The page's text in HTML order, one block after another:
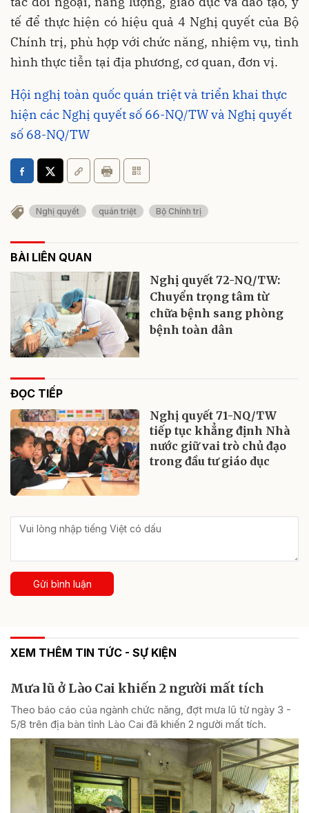
tế để thực hiện có hiệu quả 4 Nghị quyết của Bộ
Chính trị, phù hợp với chức năng, nhiệm vụ, tình
hình thực tiễn tại địa phương, cơ quan, đơn vị.
Hội nghị toàn quốc quán triệt và triển khai thực
hiện các Nghị quyết số 66-NQ/TW và Nghị quyết
số 68-NQ/TW
Nghị quyết quán triệt Bộ Chính trị
BÀI LIÊN QUAN
Nghị quyết 72-NQ/TW:
Chuyển trọng tâm từ
chữa bệnh sang phòng
bệnh toàn dân
ĐỌC TIẾP
Nghị quyết 71-NQ/TW
tiếp tục khẳng định Nhà
nước giữ vai trò chủ đạo
trong đầu tư giáo dục
Gửi bình luận
XEM THÊM TIN TỨC - SỰ KIỆN
Mưa lũ ở Lào Cai khiến 2 người mất tích
Theo báo cáo của ngành chức năng, đợt mưa lũ từ ngày 3 -
5/8 trên địa bàn tỉnh Lào Cai đã khiến 2 người mất tích.